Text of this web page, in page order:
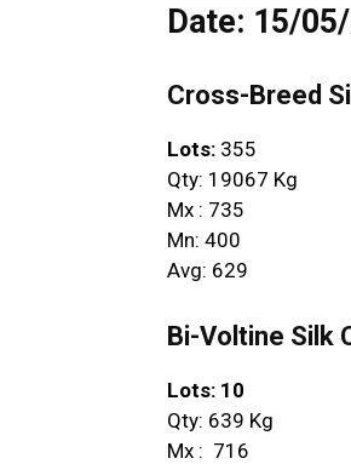
Date: 15/
Cross-Breed
Lots: 355
Qty: 19067 Kg
Mx : 735
Mn: 400
Avg: 629
Bi-Voltine Silk
Lots: 10
Qty: 639 Kg
Mx : ₹ 716